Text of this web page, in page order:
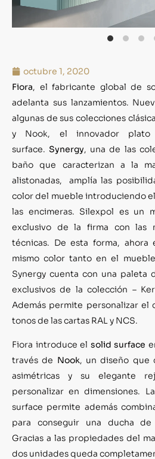
octubre 1, 2020
Fiora, el fabricante global de
adelanta sus lanzamientos.
algunas de sus colecciones
y Nook, el innovador
surface.Synergy, una de las
baño que caracterizan a la
alistonadas, amplía las
color del mueble introduciendo
las encimeras. Silexpol es un
exclusivo de la firma con las
técnicas. De esta forma, ahora
mismo color tanto en el
Synergy cuenta con una paleta
exclusivos de la colección –
Además permite personalizar el
tonos de las cartas RAL y NCS.
Fiora introduce el solid surface
través de Nook, un diseño que
asimétricas y su elegante
personalizar en dimensiones.
surface permite además
para conseguir una ducha de
Gracias a las propiedades del
dos unidades queda